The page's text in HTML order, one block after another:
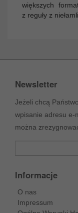
większych
z reguły z
Newsletter
Jeżeli chcą
wpisanie adresu e-
można
Informacje
O nas
Impressum